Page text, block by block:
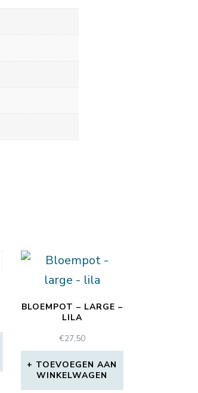
BLOEMPOT – LARGE –
LILA
€27,50
TOEVOEGEN AAN
WINKELWAGEN